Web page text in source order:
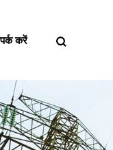
करें